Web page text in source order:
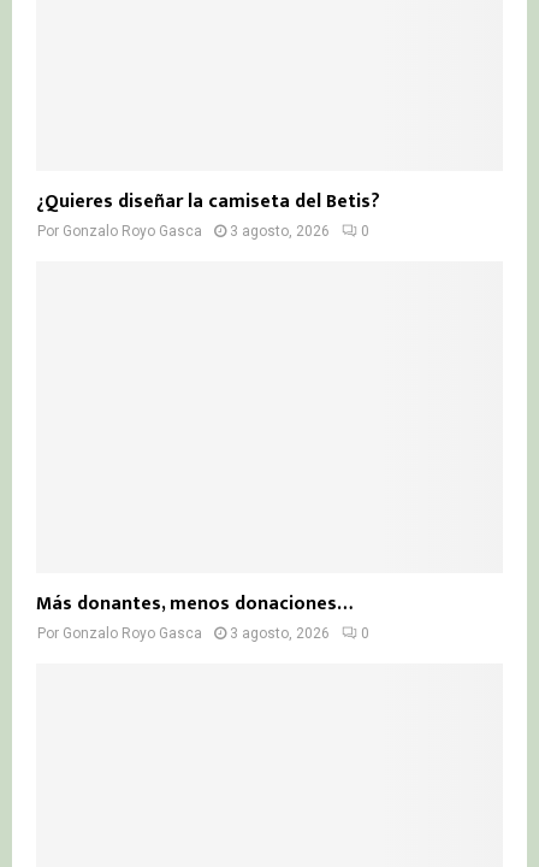
¿Quieres diseñar la camiseta del Betis?
Por Gonzalo Royo Gasca 3 agosto, 2026 0
Más donantes, menos donaciones…
Por Gonzalo Royo Gasca 3 agosto, 2026 0